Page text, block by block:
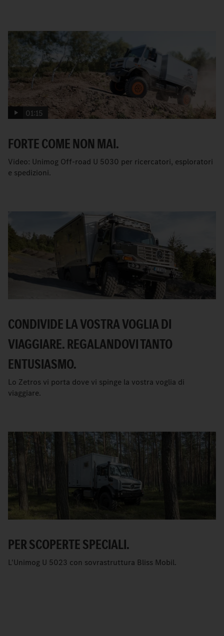
01:15
FORTE COME NON MAI.
Video: Unimog Off-road U 5030 per ricercatori, esploratori
e spedizioni.
CONDIVIDE LA VOSTRA VOGLIA DI
VIAGGIARE. REGALANDOVI TANTO
ENTUSIASMO.
Lo Zetros vi porta dove vi spinge la vostra voglia di
viaggiare.
PER SCOPERTE SPECIALI.
L'Unimog U 5023 con sovrastruttura Bliss Mobil.